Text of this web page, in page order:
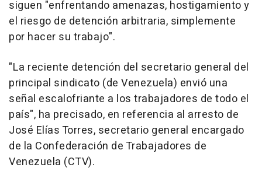
siguen "enfrentando amenazas, hostigamiento y
el riesgo de detención arbitraria, simplemente
por hacer su trabajo".
"La reciente detención del secretario general del
principal sindicato (de Venezuela) envió una
señal escalofriante a los trabajadores de todo el
país", ha precisado, en referencia al arresto de
José Elías Torres, secretario general encargado
de la Confederación de Trabajadores de
Venezuela (CTV).